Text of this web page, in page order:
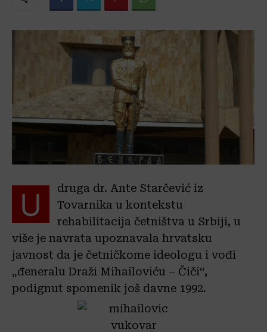
U
druga dr. Ante Starčević iz
Tovarnika u kontekstu
rehabilitacija četništva u Srbiji, u
više je navrata upoznavala hrvatsku
javnost da je četničkome ideologu i vođi
„đeneralu Draži Mihailoviću – Čiči“,
podignut spomenik još davne 1992.